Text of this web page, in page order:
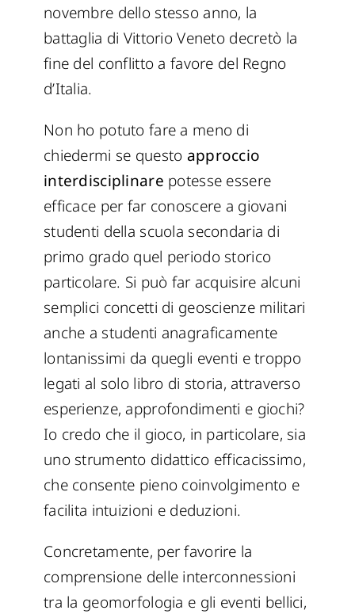
novembre dello stesso anno, la
battaglia di Vittorio Veneto decretò la
fine del conflitto a favore del Regno
d’Italia.
Non ho potuto fare a meno di
chiedermi se questo approccio
interdisciplinare potesse essere
efficace per far conoscere a giovani
studenti della scuola secondaria di
primo grado quel periodo storico
particolare. Si può far acquisire alcuni
semplici concetti di geoscienze militari
anche a studenti anagraficamente
lontanissimi da quegli eventi e troppo
legati al solo libro di storia, attraverso
esperienze, approfondimenti e giochi?
Io credo che il gioco, in particolare, sia
uno strumento didattico efficacissimo,
che consente pieno coinvolgimento e
facilita intuizioni e deduzioni.
Concretamente, per favorire la
comprensione delle interconnessioni
tra la geomorfologia e gli eventi bellici,